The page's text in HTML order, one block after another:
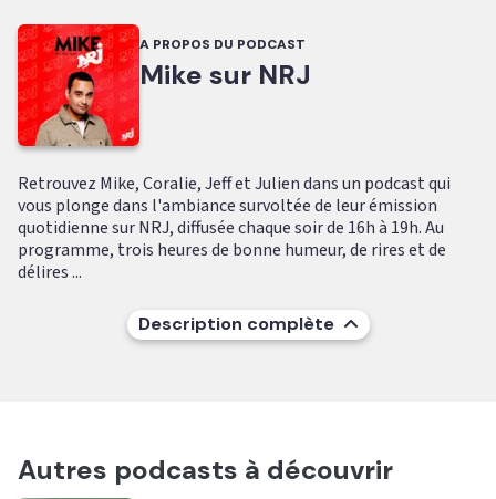
A PROPOS DU PODCAST
Mike sur NRJ
Retrouvez Mike, Coralie, Jeff et Julien dans un podcast qui
vous plonge dans l'ambiance survoltée de leur émission
quotidienne sur NRJ, diffusée chaque soir de 16h à 19h. Au
programme, trois heures de bonne humeur, de rires et de
délires ...
Description complète
Autres podcasts à découvrir